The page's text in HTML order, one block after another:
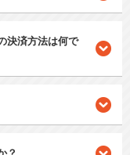
決済方法は何で